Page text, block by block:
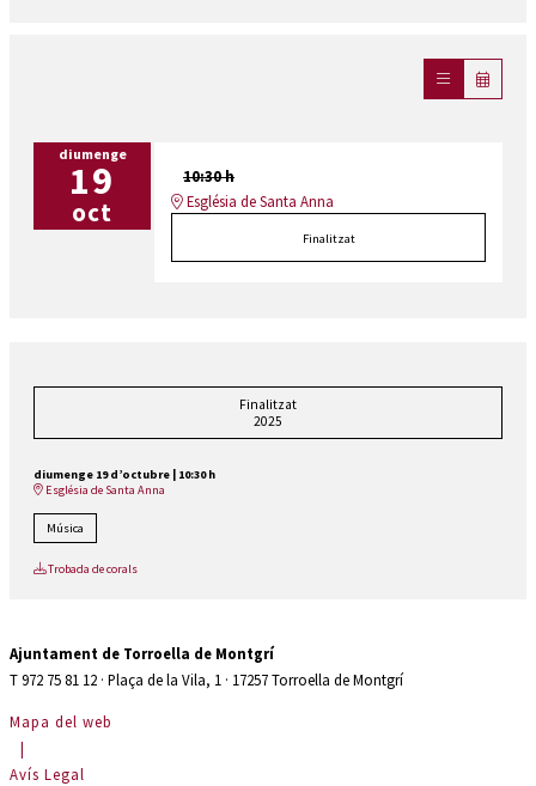
diumenge
19
oct
10:30 h
Església de Santa Anna
Finalitzat
Finalitzat
2025
diumenge 19 d’octubre | 10:30 h
Església de Santa Anna
Música
Trobada de corals
Ajuntament de Torroella de Montgrí
T 972 75 81 12 · Plaça de la Vila, 1 · 17257 Torroella de Montgrí
Mapa del web
|
Avís Legal